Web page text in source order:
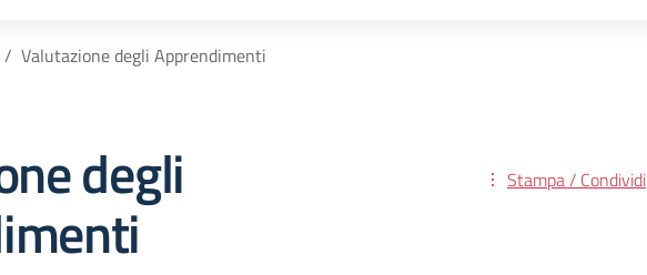
Valutazione degli Apprendimenti
degli Stampa / Condividi